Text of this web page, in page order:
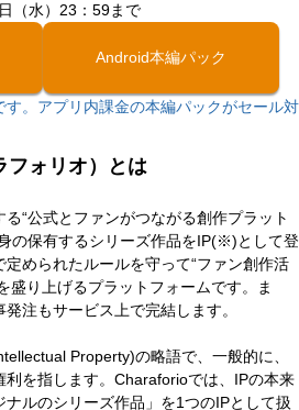
（水）23：59まで
Android本編パック
。アプリ内課金の本編パックがセール対
ォリオ）とは
“公式とファンがつながる創作プラット
の保有するシリーズ作品をIP(※)として登
められたルールを守って“ファン創作活
盛り上げるプラットフォームです。ま
注もサービス上で完結します。
Property)の略語で、一般的に、
を指します。Charaforioでは、IPの本来
ルのシリーズ作品」を1つのIPとして扱